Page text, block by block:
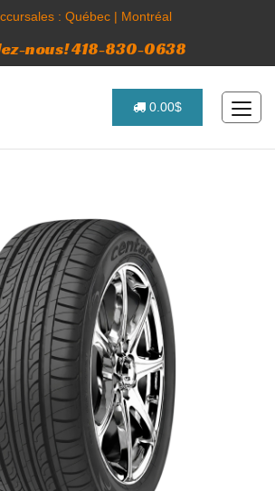
: Québec| Montréal
nous! 418-830-0638
0.00$